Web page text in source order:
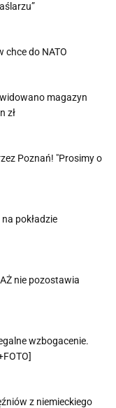
chce do NATO
magazyn
zł
Poznań! "Prosimy o
pokładzie
nie pozostawia
wzbogacenie.
z niemieckiego